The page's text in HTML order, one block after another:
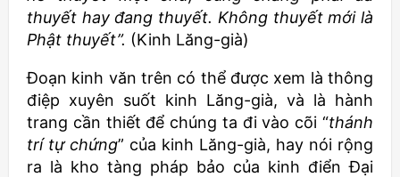
thuyết hay đang thuyết. Không thuyết mới là
Phật thuyết”. (Kinh Lăng-già)
Đoạn kinh văn trên có thể được xem là thông
điệp xuyên suốt kinh Lăng-già, và là hành
trang cần thiết để chúng ta đi vào cõi “thánh
trí tự chứng” của kinh Lăng-già, hay nói rộng
ra là kho tàng pháp bảo của kinh điển Đại